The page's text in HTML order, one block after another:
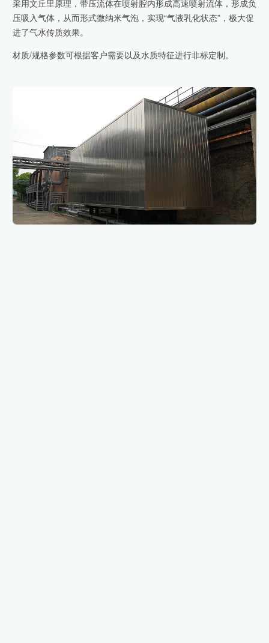
采用文丘里原理，带压流体在喷射腔内形成高速喷射流体，形成负
压吸入气体，从而形式微纳米气泡，实现“气液乳化状态”，极大促
进了气水传质效果。
材质/规格参数可根据客户需要以及水质特征进行非标定制。